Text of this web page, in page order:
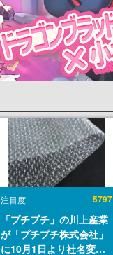
注目度 5797
「プチプチ」の川上産業
が「プチプチ株式会社」
に10月1日より社名変更